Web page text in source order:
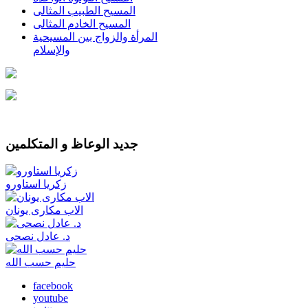
المسيح الطبيب المثالى
المسيح الخادم المثالى
المرأة والزواج بين المسيحية
والإسلام
جديد الوعاظ و المتكلمين
زكريا استاورو
الاب مكارى يونان
د. عادل نصحى
حليم حسب الله
facebook
youtube